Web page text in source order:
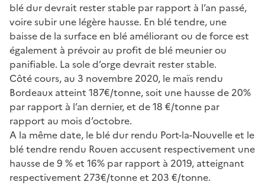
blé dur devrait rester stable par rapport à l’an passé,
voire subir une légère hausse. En blé tendre, une
baisse de la surface en blé améliorant ou de force est
également à prévoir au profit de blé meunier ou
panifiable. La sole d’orge devrait rester stable.
Côté cours, au 3 novembre 2020, le maïs rendu
Bordeaux atteint 187€/tonne, soit une hausse de 20%
par rapport à l’an dernier, et de 18 €/tonne par
rapport au mois d’octobre.
A la même date, le blé dur rendu Port-la-Nouvelle et le
blé tendre rendu Rouen accusent respectivement une
hausse de 9 % et 16% par rapport à 2019, atteignant
respectivement 273€/tonne et 203 €/tonne.